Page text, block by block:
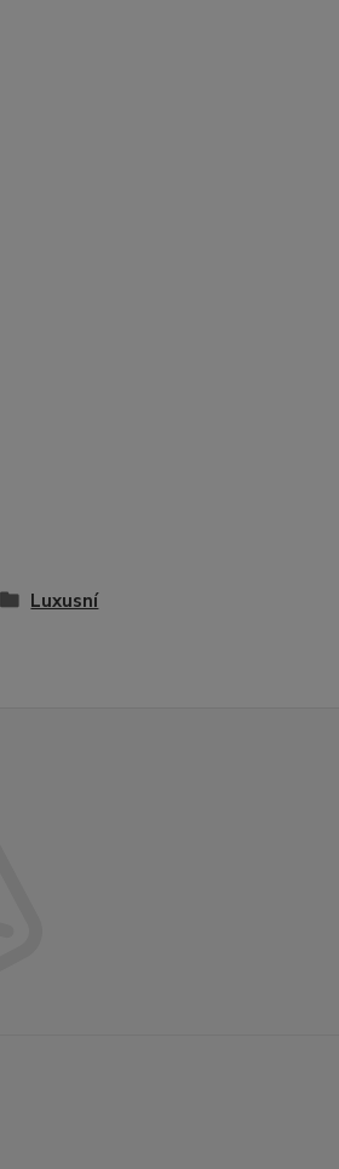
Luxusní